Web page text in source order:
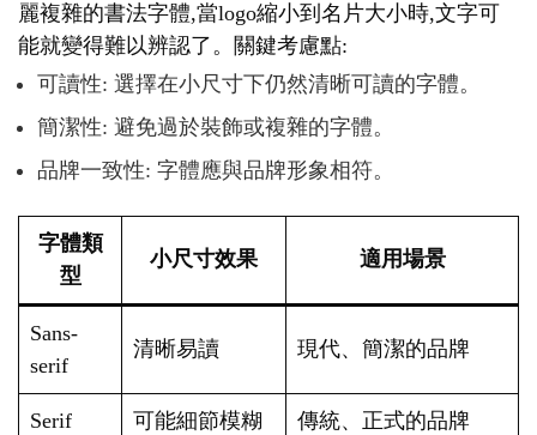
麗複雜的書法字體,當logo縮小到名片大小時,文字可
能就變得難以辨認了。關鍵考慮點:
可讀性: 選擇在小尺寸下仍然清晰可讀的字體。
簡潔性: 避免過於裝飾或複雜的字體。
品牌一致性: 字體應與品牌形象相符。
字體類
型
小尺寸效果 適用場景
Sans-
serif
清晰易讀 現代、簡潔的品牌
Serif 可能細節模糊 傳統、正式的品牌